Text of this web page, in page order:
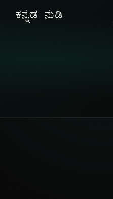
ಕನ್ನಡ ನುಡಿ